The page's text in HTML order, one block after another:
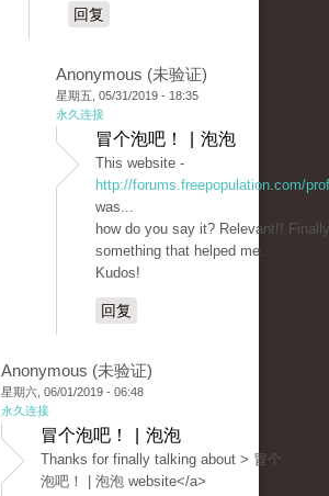
回复
Anonymous (未验证)
星期五, 05/31/2019 - 18:35
永久连接
冒个泡吧！ | 泡泡
This website -
http://forums.freepopulation.com/
was...
how do you say it? Relevant!!
something that helped me.
Kudos!
回复
Anonymous (未验证)
星期六, 06/01/2019 - 06:48
永久连接
冒个泡吧！ | 泡泡
Thanks for finally talking about > 冒个
泡吧！ | 泡泡 website</a>